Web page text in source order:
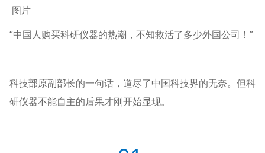
图片
“中国人购买科研仪器的热潮，不知救活了多少外国公司！”
科技部原副部长的一句话，道尽了中国科技界的无奈。但科
研仪器不能自主的后果才刚开始显现。